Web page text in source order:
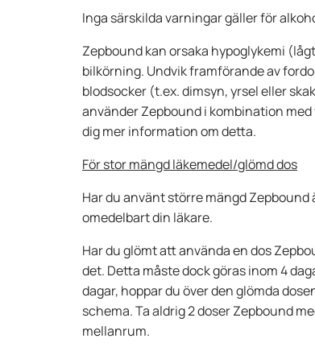
Inga särskilda varningar gäller för
Zepbound kan orsaka hypoglykemi
bilkörning. Undvik framförande av
blodsocker (t.ex. dimsyn, yrsel eller
använder Zepbound i kombination
dig mer information om detta.
För stor mängd läkemedel/glömd dos
Har du använt större mängd
omedelbart din läkare.
Har du glömt att använda en dos
det. Detta måste dock göras inom 4
dagar, hoppar du över den glömda
schema. Ta aldrig 2 doser Zepbound
mellanrum.